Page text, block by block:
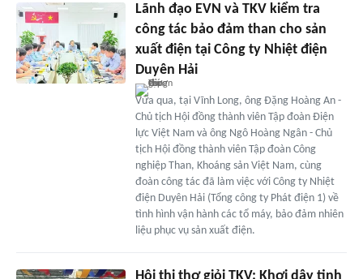
Lãnh đạo EVN và TKV kiểm tra
công tác bảo đảm than cho sản
xuất điện tại Công ty Nhiệt điện
Duyên Hải
Vừa qua, tại Vĩnh Long, ông Đặng Hoàng An -
Chủ tịch Hội đồng thành viên Tập đoàn Điện
lực Việt Nam và ông Ngô Hoàng Ngân - Chủ
tịch Hội đồng thành viên Tập đoàn Công
nghiệp Than, Khoáng sản Việt Nam, cùng
đoàn công tác đã làm việc với Công ty Nhiệt
điện Duyên Hải (Tổng công ty Phát điện 1) về
tình hình vận hành các tổ máy, bảo đảm nhiên
liệu phục vụ sản xuất điện.
Hội thi thợ giỏi TKV: Khơi dậy tinh